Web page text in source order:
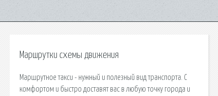
Маршрутки схемы движения
Маршрутное такси - нужный и полезный вид транспорта. С
комфортом и быстро доставят вас в любую точку города и